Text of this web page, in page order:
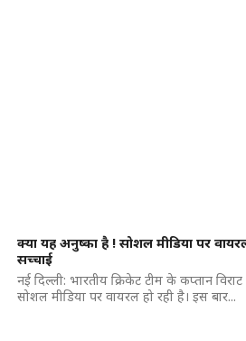
क्या यह अनुष्का है ! सोशल मीडिया पर
सच्चाई
नई दिल्ली: भारतीय क्रिकेट टीम के कप्तान
सोशल मीडिया पर वायरल हो रही है। इस बार...